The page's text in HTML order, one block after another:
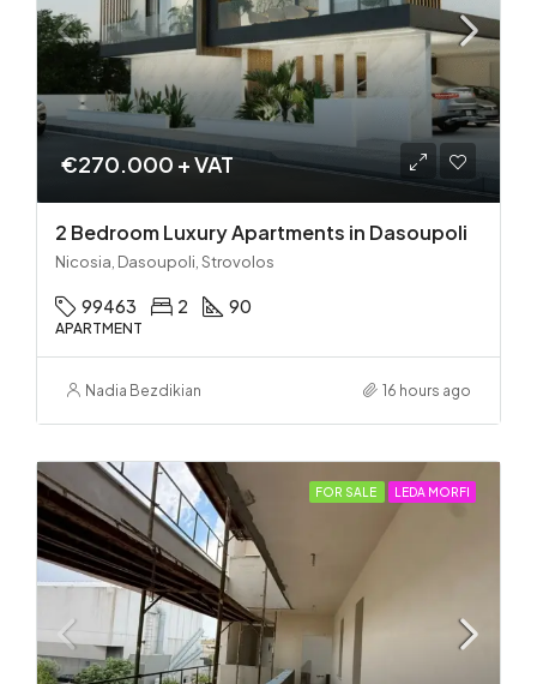
€270.000 + VAT
2 Bedroom Luxury Apartments in Dasoupoli
Nicosia, Dasoupoli, Strovolos
99463 2 90
APARTMENT
Nadia Bezdikian 16 hours ago
FOR SALE LEDA MORFI